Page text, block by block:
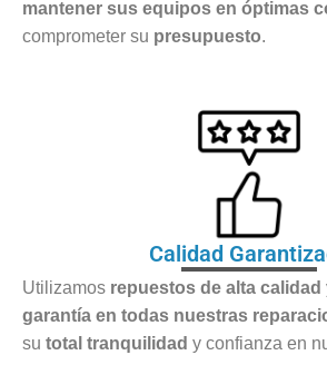
mantener sus equipos en óptimas
comprometer su presupuesto.
Calidad
Utilizamos repuestos de alta calidad
garantía en todas nuestras
su total tranquilidad y confianza en